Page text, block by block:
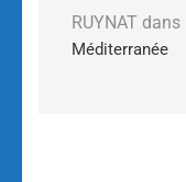
RUYNAT dans
Méditerranée